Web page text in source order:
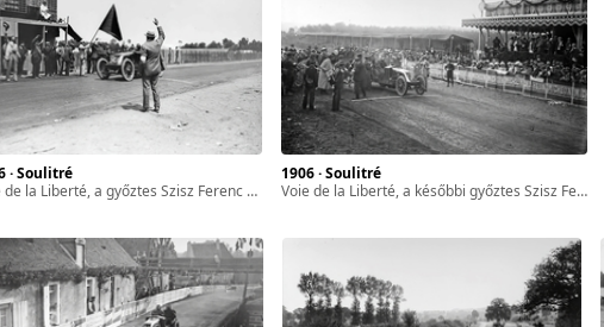
· Soulitré
Liberté, a győztes Szisz Ferenc célba érkezése a Francia Autóklub Nagydíján (Grand Prix de l'ACF).
1906 · Soulitré
Voie de la Liberté, a későbbi győztes Szisz Ferenc Renault AK-ja a Francia Autóklub Nagydíjának (Grand Prix de l'ACF) rajtján.